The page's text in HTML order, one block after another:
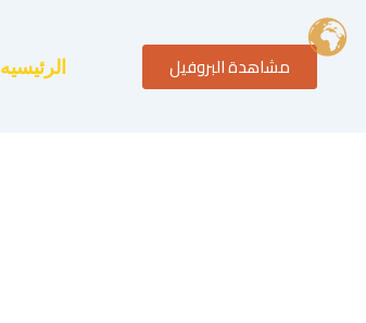
تخطي
إلى
مشاهدة البروفيل الرئيسيه